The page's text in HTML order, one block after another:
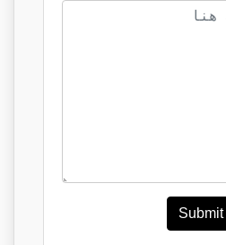
Submit